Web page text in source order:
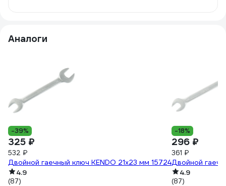
Аналоги
-39%
325 ₽
532 ₽
Двойной гаечный ключ KENDO 21x23 мм 15724
4.9
(87)
-18%
296 ₽
361 ₽
Двойной
4.9
(87)